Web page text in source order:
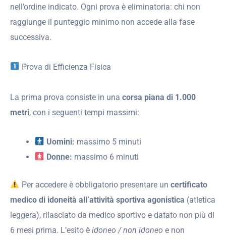
nell’ordine indicato. Ogni prova è eliminatoria: chi non
raggiunge il punteggio minimo non accede alla fase
successiva.
Prova di Efficienza Fisica
La prima prova consiste in una corsa piana di 1.000
metri, con i seguenti tempi massimi:
Uomini: massimo 5 minuti
Donne: massimo 6 minuti
Per accedere è obbligatorio presentare un certificato
medico di idoneità all’attività sportiva agonistica (atletica
leggera), rilasciato da medico sportivo e datato non più di
6 mesi prima. L’esito è idoneo / non idoneo e non